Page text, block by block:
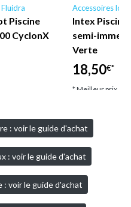
Piscine
CyclonX
Accessoires
Intex
semi-
Verte
18,50€*
* Meilleur prix
: voir le guide d'achat
: voir le guide d'achat
voir le guide d'achat